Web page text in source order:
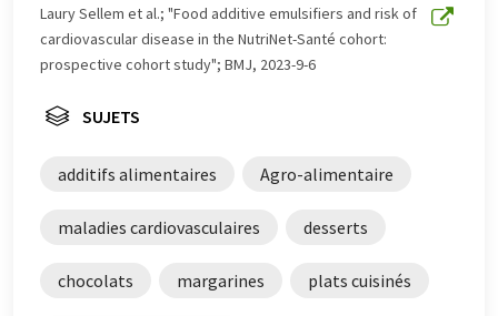
été traduit avec traduction automatique, il est possible
qu'il contienne des erreurs de vocabulaire, de syntaxe ou
de grammaire. L'article original dans Anglais peut être
Laury Sellem et al.; "Food additive emulsifiers and risk of
cardiovascular disease in the NutriNet-Santé cohort:
prospective cohort study"; BMJ, 2023-9-6
SUJETS
additifs alimentaires Agro-alimentaire
maladies cardiovasculaires desserts
chocolats margarines plats cuisinés